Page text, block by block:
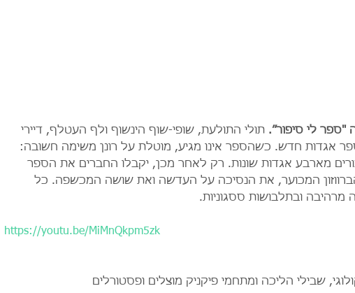
"ספר לי סיפור״. תולי התולעת, שופי-שוף הינשוף ולף העטלף, דיירי
אגדות חדש. כשהספר אינו מגיע, מוטלת על רונן משימה חשובה:
מארבע אגדות שונות. רק לאחר מכן, יקבלו החברים את הספר
המכוער, את הנסיכה על העדשה ואת שושה המכשפה. כל
ובתלבושות ססגוניות.
https://youtu.be/MiMnQkpm5zk
שבילי הליכה ומתחמי פיקניק מוצלים ופסטורלים